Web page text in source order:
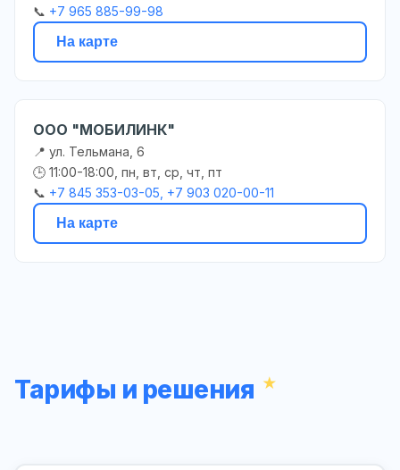
📞 +7 965 885-99-98
На карте
ООО "МОБИЛИНК"
📍 ул. Тельмана, 6
🕒 11:00-18:00, пн, вт, ср, чт, пт
📞 +7 845 353-03-05, +7 903 020-00-11
На карте
Тарифы и решения